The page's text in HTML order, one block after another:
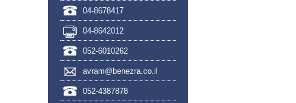
04-8678417
04-8642012
052-6010262
avram@benezra.co.il
052-4387878